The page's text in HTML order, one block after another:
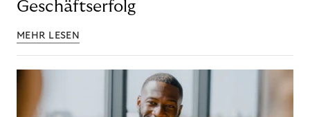
Geschäftserfolg
MEHR LESEN